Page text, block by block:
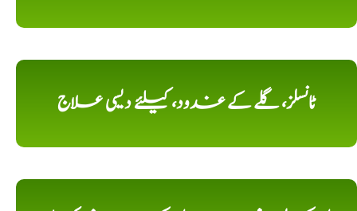
ٹانسلز، گلے کے غدود، کیلئے دیسی علاج